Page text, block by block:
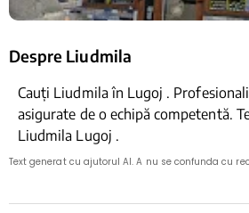
Despre Liudmila
Cauți Liudmila în Lugoj .
asigurate de o echipă competentă.
Liudmila Lugoj .
Text generat cu ajutorul AI. A nu se confunda cu